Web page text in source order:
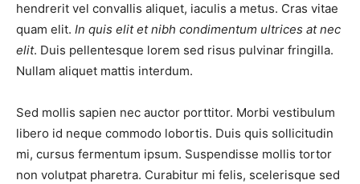
hendrerit vel convallis aliquet, iaculis a metus. Cras vitae
quam elit. In quis elit et nibh condimentum ultrices at nec
elit. Duis pellentesque lorem sed risus pulvinar fringilla.
Nullam aliquet mattis interdum.
Sed mollis sapien nec auctor porttitor. Morbi vestibulum
libero id neque commodo lobortis. Duis quis sollicitudin
mi, cursus fermentum ipsum. Suspendisse mollis tortor
non volutpat pharetra. Curabitur mi felis, scelerisque sed